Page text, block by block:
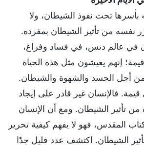
بأسرها تحت نفوذ الشيطان، ولا
نفسه من تأثير الشيطان بمفرده.
في عالم دنس، في فساد وفراغ،
إنهم يعيشون مثل هذه الحياة
من أجل الجسد والشهوة والشيطان.
فالإنسان غير قادر على إيجاد
تأثير الشيطان. ومع أن الإنسان
المقدس، فهو لا يفهم كيفية تحرير
الشيطان. اكتشف عدد قليل جدًا